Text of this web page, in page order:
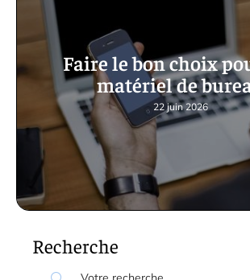
Faire le bon choix
matériel de
22 juin 2026
Recherche